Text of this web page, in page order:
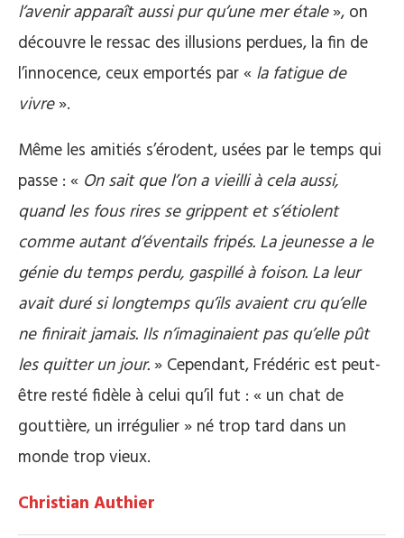
l’avenir apparaît aussi pur qu’une mer étale», on
découvre le ressac des illusions perdues, la fin de
l’innocence, ceux emportés par « la fatigue de
vivre».
Même les amitiés s’érodent, usées par le temps qui
passe : « On sait que l’on a vieilli à cela aussi,
quand les fous rires se grippent et s’étiolent
comme autant d’éventails fripés. La jeunesse a le
génie du temps perdu, gaspillé à foison. La leur
avait duré si longtemps qu’ils avaient cru qu’elle
ne finirait jamais. Ils n’imaginaient pas qu’elle pût
les quitter un jour. » Cependant, Frédéric est peut-
être resté fidèle à celui qu’il fut : « un chat de
gouttière, un irrégulier » né trop tard dans un
monde trop vieux.
Christian Authier